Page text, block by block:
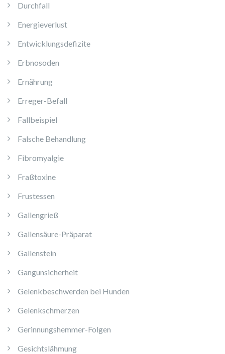
Durchfall
Energieverlust
Entwicklungsdefizite
Erbnosoden
Ernährung
Erreger-Befall
Fallbeispiel
Falsche Behandlung
Fibromyalgie
Fraßtoxine
Frustessen
Gallengrieß
Gallensäure-Präparat
Gallenstein
Gangunsicherheit
Gelenkbeschwerden bei Hunden
Gelenkschmerzen
Gerinnungshemmer-Folgen
Gesichtslähmung